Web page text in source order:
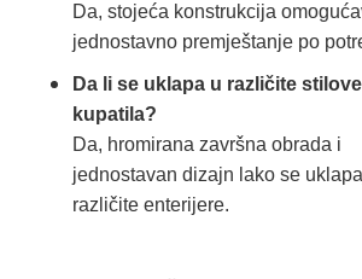
Da, stojeća konstrukcija
jednostavno premještanje po
Da li se uklapa u različite stilove
kupatila?
Da, hromirana završna obrada i
jednostavan dizajn lako se
različite enterijere.